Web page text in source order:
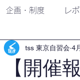
企画・制度 レ
【開催
tss 東京自習会 4